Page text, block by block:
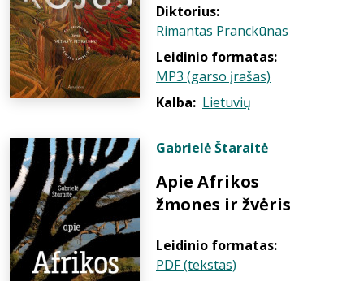
Diktorius:
Rimantas Pranckūnas
Leidinio formatas:
MP3 (garso įrašas)
Kalba: Lietuvių
Gabrielė Štaraitė
Apie Afrikos
žmones ir žvėris
Leidinio formatas:
PDF (tekstas)